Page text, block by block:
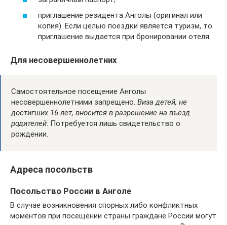
приглашение резидента Анголы (оригинал или
копия). Если целью поездки является туризм, то
приглашение выдается при бронировании отеля.
Для несовершеннолетних
Самостоятельное посещение Анголы
несовершеннолетними запрещено. Виза детей, не
достигших 16 лет, вносится в разрешение на въезд
родителей. Потребуется лишь свидетельство о
рождении.
Адреса посольств
Посольство России в Анголе
В случае возникновения спорных либо конфликтных
моментов при посещении страны граждане России могут